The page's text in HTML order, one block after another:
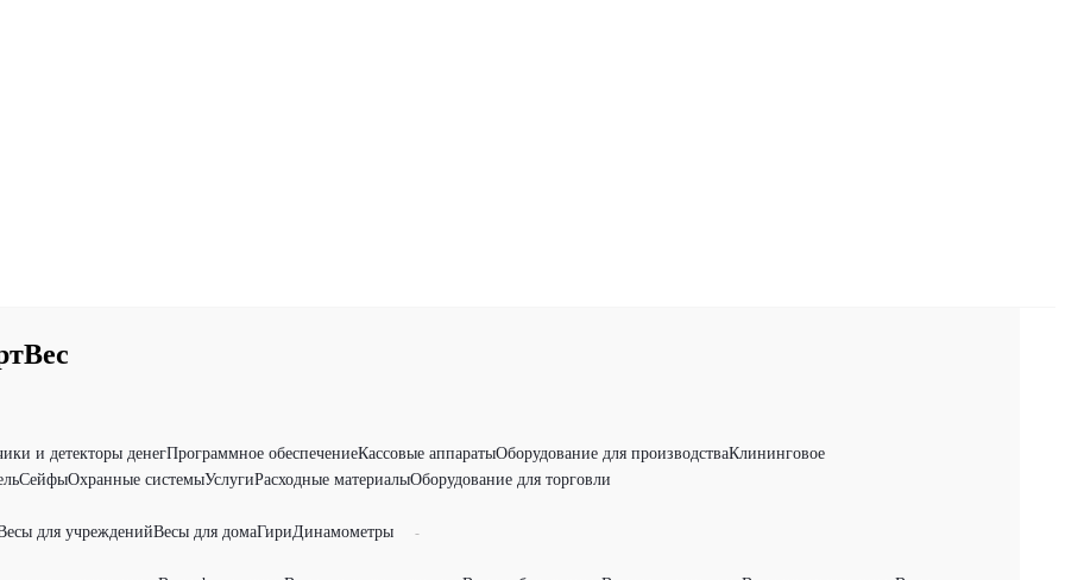
и детекторы денегПрограммное обеспечениеКассовые аппаратыОборудование для производстваКлининговое
СейфыОхранные системыУслугиРасходные материалыОборудование для торговли
для учрежденийВесы для домаГириДинамометры
-